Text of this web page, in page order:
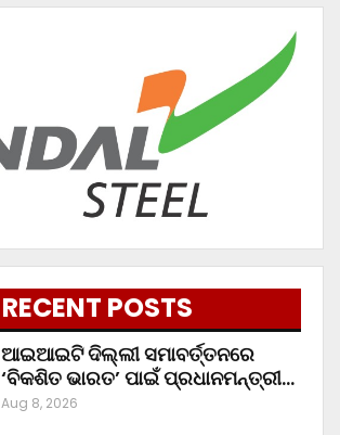
RECENT POSTS
ଆଇଆଇଟି ଦିଲ୍ଲୀ ସମାବର୍ତ୍ତନରେ
‘ବିକଶିତ ଭାରତ’ ପାଇଁ ପ୍ରଧାନମନ୍ତ୍ରୀ…
Aug 8, 2026